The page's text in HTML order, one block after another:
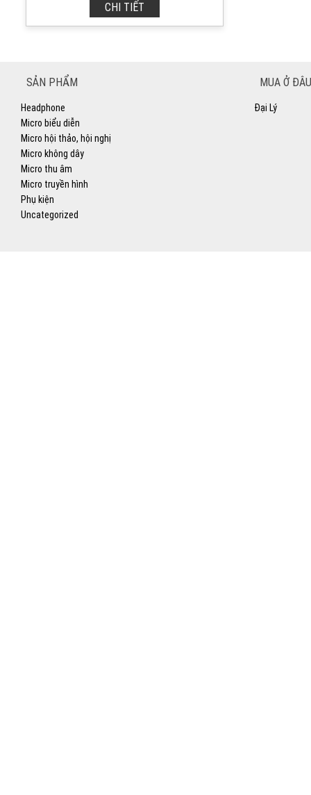
CHI TIẾT
SẢN PHẨM
Headphone
Micro biểu diễn
Micro hội thảo, hội nghị
Micro không dây
Micro thu âm
Micro truyền hình
Phụ kiện
Uncategorized
MUA Ở
Đại Lý